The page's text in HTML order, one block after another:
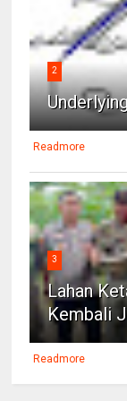
2
Readmore
3
Lahan
Kembali
Readmore